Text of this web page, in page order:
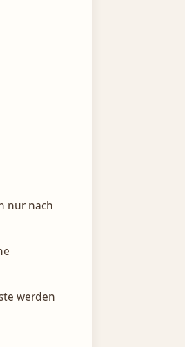
nur nach
werden